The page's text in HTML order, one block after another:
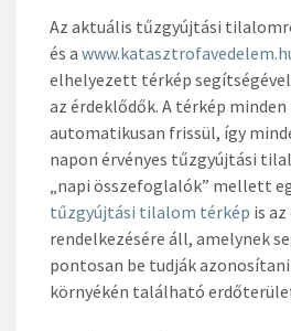
Az aktuális tűzgyújtási
és a
elhelyezett térkép
az érdeklődők. A térkép
automatikusan frissül, így
napon érvényes tűzgyújtási
„napi összefoglalók” mellett
tűzgyújtási tilalom térkép is
rendelkezésére áll, amelynek
pontosan be tudják
környékén található